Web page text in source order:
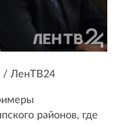
/ ЛенТВ24
районов, где